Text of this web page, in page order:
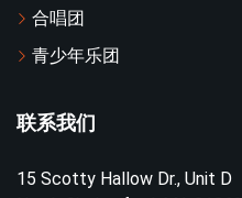
合唱团
青少年乐团
联系我们
15 Scotty Hallow Dr., Unit D